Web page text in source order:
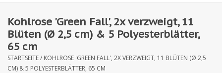
Blumenzubehör
Kunstblumen
Kohlrose 'Green Fall', 2x verzweigt, 11
Blüten (Ø 2,5 cm) & 5 Polyesterblätter,
65 cm
STARTSEITE/ KOHLROSE 'GREEN FALL', 2X VERZWEIGT, 11 BLÜTEN (Ø 2,5
CM) & 5 POLYESTERBLÄTTER, 65 CM